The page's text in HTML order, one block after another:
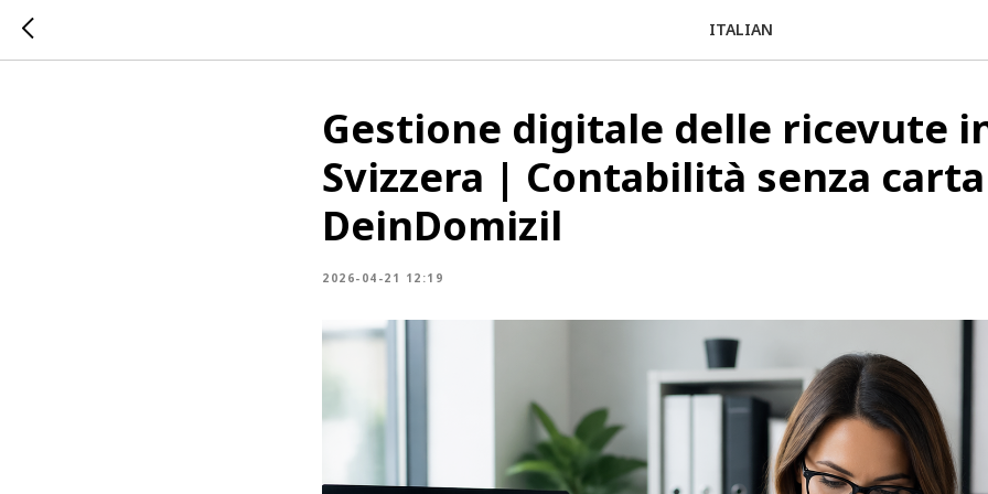
ITALIAN
Gestione digitale delle ricevute
Svizzera | Contabilità senza
DeinDomizil
2026-04-21 12:19